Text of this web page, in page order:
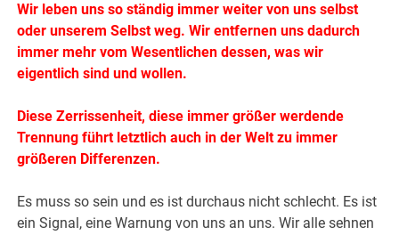
Wir leben uns so ständig immer weiter von uns selbst
oder unserem Selbst weg. Wir entfernen uns dadurch
immer mehr vom Wesentlichen dessen, was wir
eigentlich sind und wollen.
Diese Zerrissenheit, diese immer größer werdende
Trennung führt letztlich auch in der Welt zu immer
größeren Differenzen.
Es muss so sein und es ist durchaus nicht schlecht. Es ist
ein Signal, eine Warnung von uns an uns. Wir alle sehnen